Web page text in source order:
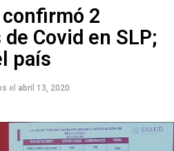
2
Covid en SLP;
país
el abril 13, 2020